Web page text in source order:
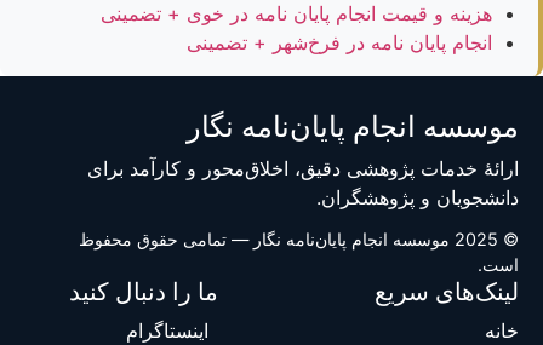
هزینه و قیمت انجام پایان نامه در خوی + تضمینی
انجام پایان نامه در فرخ‌شهر + تضمینی
موسسه انجام پایان‌نامه نگار
ارائهٔ خدمات پژوهشی دقیق، اخلاق‌محور و کارآمد برای
دانشجویان و پژوهشگران.
© 2025 موسسه انجام پایان‌نامه نگار — تمامی حقوق محفوظ
است.
لینک‌های سریع
خانه
ما را دنبال کنید
اینستاگرام